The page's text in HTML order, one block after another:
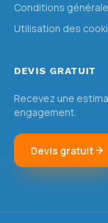
Conditions
Utilisation des
DEVIS GRATUIT
Recevez une
engagement.
Devis gratuit